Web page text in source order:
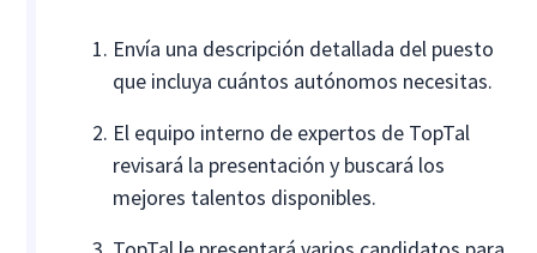
Envía una descripción detallada del puesto
que incluya cuántos autónomos necesitas.
El equipo interno de expertos de TopTal
revisará la presentación y buscará los
mejores talentos disponibles.